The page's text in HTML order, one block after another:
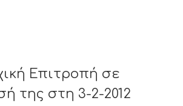
Επιτροπή σε
της στη 3-2-2012